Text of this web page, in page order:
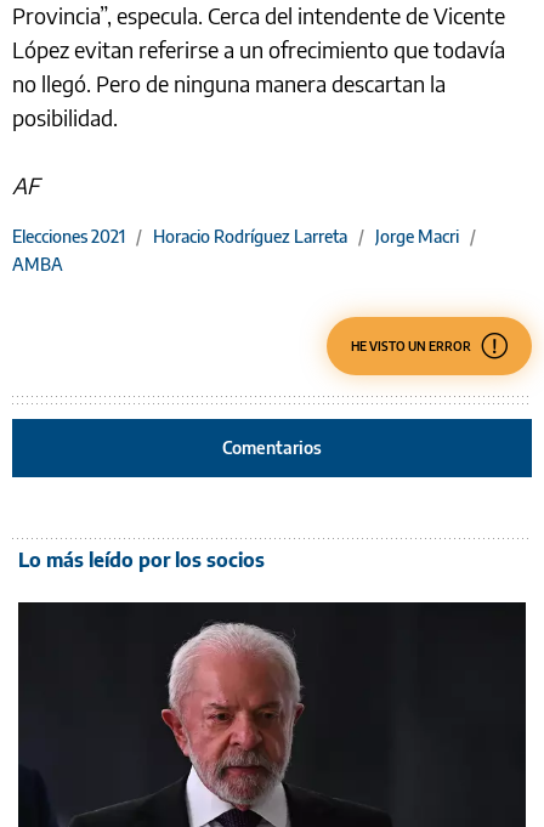
Provincia”, especula. Cerca del intendente de Vicente
López evitan referirse a un ofrecimiento que todavía
no llegó. Pero de ninguna manera descartan la
posibilidad.
AF
Elecciones 2021 / Horacio Rodríguez Larreta / Jorge Macri /
AMBA
HE VISTO UN ERROR
Comentarios
Lo más leído por los socios